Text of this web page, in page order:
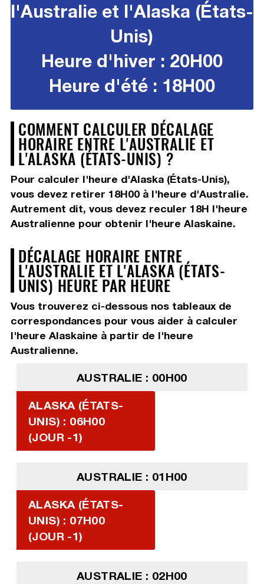
l'Australie et l'Alaska (États-
Unis)
Heure d'hiver : 20H00
Heure d'été : 18H00
COMMENT CALCULER DÉCALAGE
HORAIRE ENTRE L'AUSTRALIE ET
L'ALASKA (ÉTATS-UNIS) ?
Pour calculer l'heure d'Alaska (États-Unis),
vous devez retirer 18H00à l'heure d'Australie.
Autrement dit, vous devez reculer 18H l'heure
Australienne pour obtenir l'heure Alaskaine.
DÉCALAGE HORAIRE ENTRE
L'AUSTRALIE ET L'ALASKA (ÉTATS-
UNIS) HEURE PAR HEURE
Vous trouverez ci-dessous nos tableaux de
correspondances pour vous aider à calculer
l'heure Alaskaine à partir de l'heure
Australienne.
AUSTRALIE : 00H00
ALASKA (ÉTATS-
UNIS) : 06H00
(JOUR -1)
AUSTRALIE : 01H00
ALASKA (ÉTATS-
UNIS) : 07H00
(JOUR -1)
AUSTRALIE : 02H00